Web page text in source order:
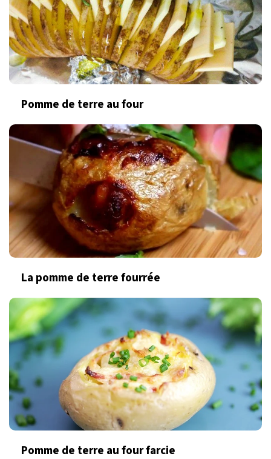
Pomme de terre au four
La pomme de terre fourrée
Pomme de terre au four farcie